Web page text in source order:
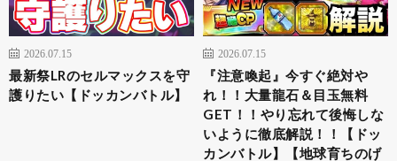
2026.07.15
最新祭LRのセルマックスを守
護りたい【ドッカンバトル】
2026.07.15
『注意喚起』今すぐ絶対や
れ！！大量龍石＆目玉無料
GET！！やり忘れて後悔しな
いように徹底解説！！【ドッ
カンバトル】【地球育ちのげ